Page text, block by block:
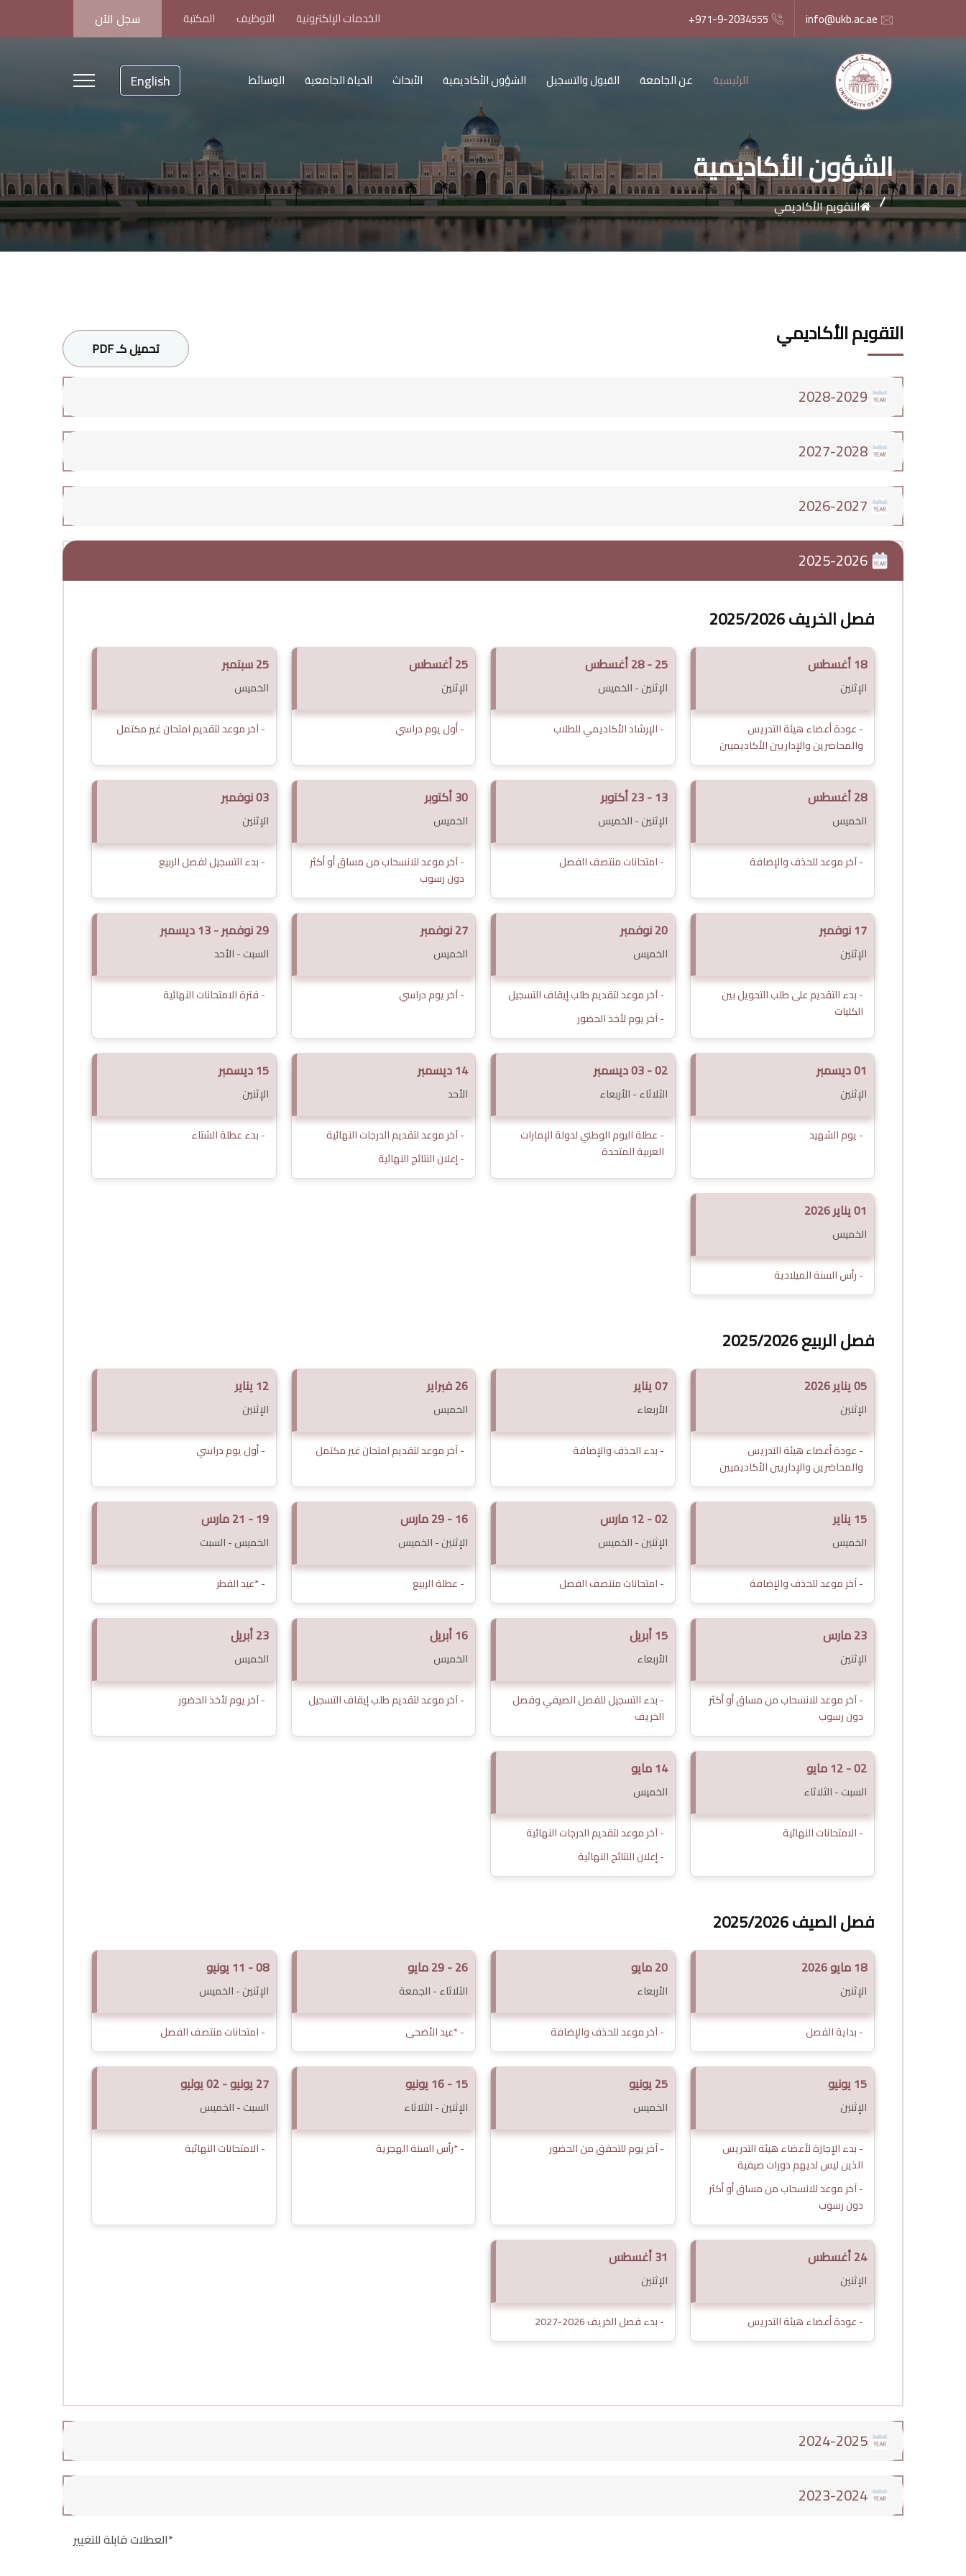
info@ukb.ac.ae
+971-9-2034555 الخدمات الإلكترونية التوظيف المكتبة سجل الآن
الرئيسية عن الجامعة القبول والتسجيل الشؤون الأكاديمية الأبحاث الحياة الجامعية الوسائط English
الشؤون الأكاديمية
التقويم الأكاديمي
التقويم الأكاديمي تحميل كـ PDF
2028-2029
2027-2028
2026-2027
2025-2026
فصل الخريف 2025/2026
18 أغسطس
الإثنين
- عودة أعضاء هيئة التدريس
والمحاضرين والإداريين الأكاديميين
25 - 28 أغسطس
الإثنين - الخميس
- الإرشاد الأكاديمي للطلاب
25 أغسطس
الإثنين
- أول يوم دراسي
25 سبتمبر
الخميس
- آخر موعد لتقديم امتحان غير مكتمل
28 أغسطس
الخميس
- آخر موعد للحذف والإضافة
13 - 23 أكتوبر
الإثنين - الخميس
- امتحانات منتصف الفصل
30 أكتوبر
الخميس
- آخر موعد للانسحاب من مساق أو أكثر
دون رسوب
03 نوفمبر
الإثنين
- بدء التسجيل لفصل الربيع
17 نوفمبر
الإثنين
- بدء التقديم على طلب التحويل بين
الكليات
20 نوفمبر
الخميس
- آخر موعد لتقديم طلب إيقاف التسجيل
- آخر يوم لأخذ الحضور
27 نوفمبر
الخميس
- آخر يوم دراسي
29 نوفمبر - 13 ديسمبر
السبت - الأحد
- فترة الامتحانات النهائية
01 ديسمبر
الإثنين
- يوم الشهيد
02 - 03 ديسمبر
الثلاثاء - الأربعاء
- عطلة اليوم الوطني لدولة الإمارات
العربية المتحدة
14 ديسمبر
الأحد
- آخر موعد لتقديم الدرجات النهائية
- إعلان النتائج النهائية
15 ديسمبر
الإثنين
- بدء عطلة الشتاء
01 يناير 2026
الخميس
- رأس السنة الميلادية
فصل الربيع 2025/2026
05 يناير 2026
الإثنين
- عودة أعضاء هيئة التدريس
والمحاضرين والإداريين الأكاديميين
07 يناير
الأربعاء
- بدء الحذف والإضافة
26 فبراير
الخميس
- آخر موعد لتقديم امتحان غير مكتمل
12 يناير
الإثنين
- أول يوم دراسي
15 يناير
الخميس
- آخر موعد للحذف والإضافة
02 - 12 مارس
الإثنين - الخميس
- امتحانات منتصف الفصل
16 - 29 مارس
الإثنين - الخميس
- عطلة الربيع
19 - 21 مارس
الخميس - السبت
- *عيد الفطر
23 مارس
الإثنين
- آخر موعد للانسحاب من مساق أو أكثر
دون رسوب
15 أبريل
الأربعاء
- بدء التسجيل للفصل الصيفي وفصل
الخريف
16 أبريل
الخميس
- آخر موعد لتقديم طلب إيقاف التسجيل
23 أبريل
الخميس
- آخر يوم لأخذ الحضور
02 - 12 مايو
السبت - الثلاثاء
- الامتحانات النهائية
14 مايو
الخميس
- آخر موعد لتقديم الدرجات النهائية
- إعلان النتائج النهائية
فصل الصيف 2025/2026
18 مايو 2026
الإثنين
- بداية الفصل
20 مايو
الأربعاء
- آخر موعد للحذف والإضافة
26 - 29 مايو
الثلاثاء - الجمعة
- *عيد الأضحى
08 - 11 يونيو
الإثنين - الخميس
- امتحانات منتصف الفصل
15 يونيو
الإثنين
- بدء الإجازة لأعضاء هيئة التدريس
الذين ليس لديهم دورات صيفية
- آخر موعد للانسحاب من مساق أو أكثر
دون رسوب
25 يونيو
الخميس
- آخر يوم للتحقق من الحضور
15 - 16 يونيو
الإثنين - الثلاثاء
- *رأس السنة الهجرية
27 يونيو - 02 يوليو
السبت - الخميس
- الامتحانات النهائية
24 أغسطس
الإثنين
- عودة أعضاء هيئة التدريس
31 أغسطس
الإثنين
- بدء فصل الخريف 2026-2027
2024-2025
2023-2024
*العطلات قابلة للتغيير